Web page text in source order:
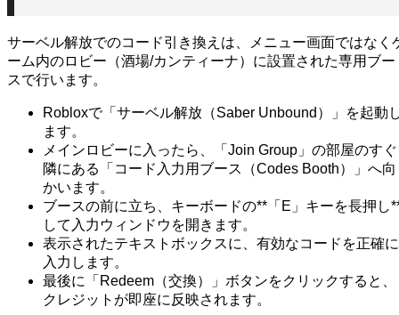
サーベル解放でのコード引き換えは、メニュー画面ではなく
ーム内のロビー（酒場/カンティーナ）に設置された専用ブー
スで行います。
Robloxで「サーベル解放（Saber Unbound）」を起動
ます。
メインロビーに入ったら、「Join Group」の部屋のすぐ
隣にある「コード入力用ブース（Codes Booth）」へ向
かいます。
ブースの前に立ち、キーボードの**「E」キーを長押し
して入力ウィンドウを開きます。
表示されたテキストボックスに、有効なコードを正確に
入力します。
最後に「Redeem（交換）」ボタンをクリックすると、
クレジットが即座に反映されます。